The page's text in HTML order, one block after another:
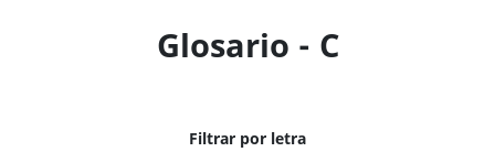
Glosario - C
Filtrar por letra